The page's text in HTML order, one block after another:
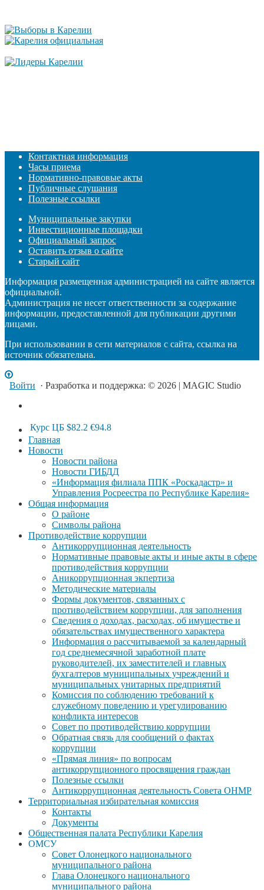
Контактная информация
Часы приема
Нормативно-правовые акты
Публичные слушания
Полезные ссылки
Муниципальные закупки
Инвестиционные площадки
Официальный запрос
Оставить отзыв о сайте
Старый сайт
Информация размещенная администрацией на сайте является
официальной.
Администрация не несет ответственности за содержание
информации, предоставленной для публикации другими
лицами.
При использовании в сети материалов с сайта, ссылка на
источник обязательна.
Войти · Разработка и поддержка: © 2026 | MAGIC Studio
Курс ЦБ $82.2 €94.8
Главная
Новости
Новости района
Новости ГИБДД
«Информация филиала ППК «Роскадастр» и
Управления Росреестра по Республике Карелия»
Общая информация
О районе
Символы района
Противодействие коррупции
Антикоррупционная деятельность
Нормативные правовые акты и иные акты в сфере
противодействия коррупции
Аникоррупционная экпертиза
Методические материалы
Формы документов, связанных с
противодействием коррупции, для заполнения
Сведения о доходах, расходах, об имуществе и
обязательствах имущественного характера
Информация о рассчитываемой за календарный
год среднемесячной заработной плате
руководителей, их заместителей и главных
бухгалтеров муниципальных учреждений и
муниципальных унитарных предприятий
Комиссия по соблюдению требований к
служебному поведению и урегулированию
конфликта интересов
Совет по противодействию коррупции
Обратная связь для сообщений о фактах
коррупции
«Прямая линия» по вопросам
антикоррупционного просвящения граждан
Полезные ссылки
Антикоррупционная деятельность Совета ОНМР
Территориальная избирательная комиссия
Контакты
Документы
Общественная палата Республики Карелия
ОМСУ
Совет Олонецкого национального
муниципального района
Глава Олонецкого национального
муниципального района